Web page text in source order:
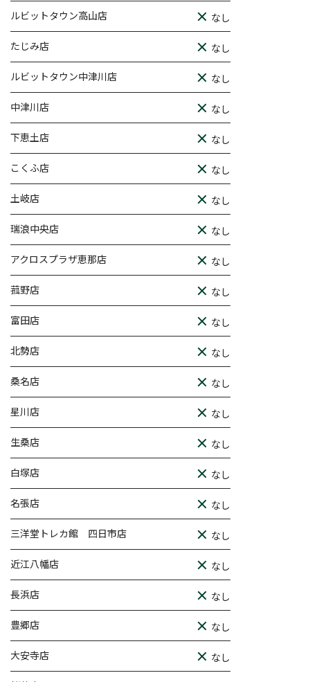
ルビットタウン高山店 なし
たじみ店 なし
ルビットタウン中津川店 なし
中津川店 なし
下恵土店 なし
こくふ店 なし
土岐店 なし
瑞浪中央店 なし
アクロスプラザ恵那店 なし
菰野店 なし
富田店 なし
北勢店 なし
桑名店 なし
星川店 なし
生桑店 なし
白塚店 なし
名張店 なし
三洋堂トレカ館 四日市店 なし
近江八幡店 なし
長浜店 なし
豊郷店 なし
大安寺店 なし